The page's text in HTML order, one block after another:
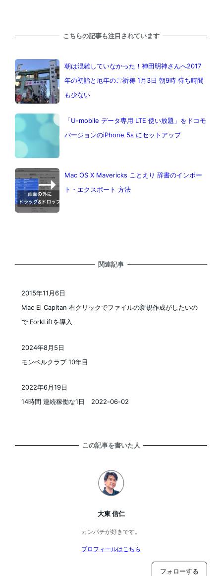
こちらの記事も注目されています
朝は混雑していなかった！神田明神さんへ2017
年の初詣と厄年のご祈祷 1月3日 朝9時 待ち時間
も少ない
「U-mobile データ専用 LTE 使い放題」をドコモ
バージョンのiPhone 5s にセットアップ
Mac OS X Mavericks ことえり 辞書のインポー
ト・エクスポート 方法
関連記事
Mac El Capitan 右クリックでファイルの新規作成がしたいの
で ForkLiftを導入
2015年11月6日
モンベルクラブ 10年目
2024年8月5日
14時間 連続稼働な1日 2022-06-02
2022年6月19日
この記事を書いた人
大東 信仁
カンパチが好きです。
プロフィールはこちら
フォローする